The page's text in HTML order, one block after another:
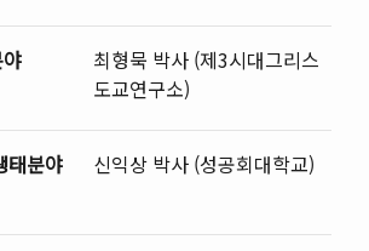
최형묵 박사 (제3시대그리스
도교연구소)
태분야 신익상 박사 (성공회대학교)